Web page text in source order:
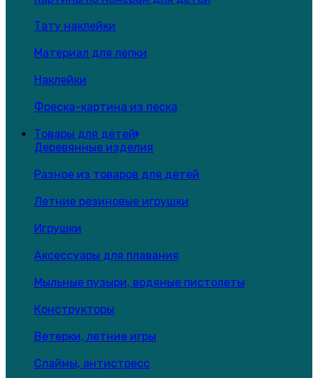
Тату наклейки
Материал для лепки
Наклейки
Фреска-картина из песка
Товары для детей
Деревянные изделия
Разное из товаров для детей
Летние резиновые игрушки
Игрушки
Аксессуары для плавания
Мыльные пузыри, водяные пистолеты
Конструкторы
Ветерки, летние игры
Слаймы, антистресс